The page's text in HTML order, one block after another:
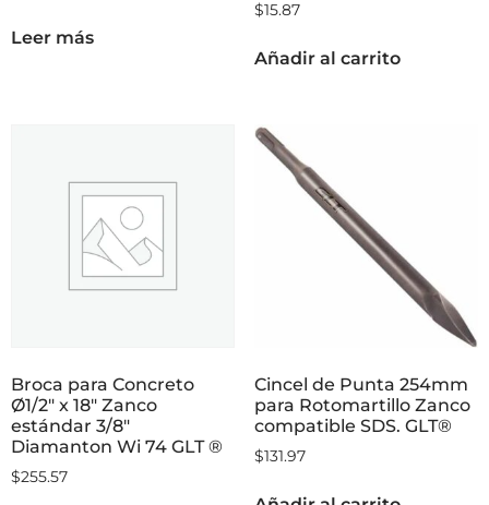
Leer más
$15.87
Añadir al carrito
Broca para Concreto
Ø1/2″ x 18″ Zanco
estándar 3/8″
Diamanton Wi 74 GLT ®
$255.57
Cincel de Punta 254mm
para Rotomartillo Zanco
compatible SDS. GLT®
$131.97